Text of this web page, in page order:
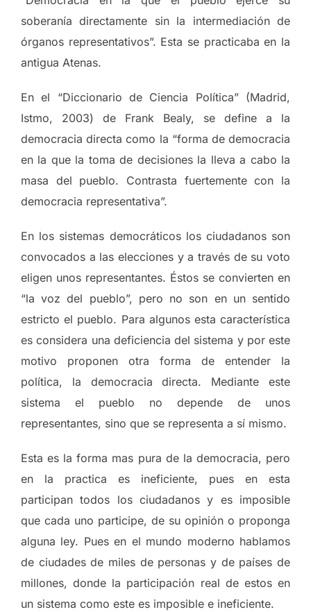
soberanía directamente sin la intermediación de
órganos representativos”. Esta se practicaba en la
antigua Atenas.
En el “Diccionario de Ciencia Política” (Madrid,
Istmo, 2003) de Frank Bealy, se define a la
democracia directa como la “forma de democracia
en la que la toma de decisiones la lleva a cabo la
masa del pueblo. Contrasta fuertemente con la
democracia representativa”.
En los sistemas democráticos los ciudadanos son
convocados a las elecciones y a través de su voto
eligen unos representantes. Éstos se convierten en
“la voz del pueblo”, pero no son en un sentido
estricto el pueblo. Para algunos esta característica
es considera una deficiencia del sistema y por este
motivo proponen otra forma de entender la
política, la democracia directa. Mediante este
sistema el pueblo no depende de unos
representantes, sino que se representa a sí mismo.
Esta es la forma mas pura de la democracia, pero
en la practica es ineficiente, pues en esta
participan todos los ciudadanos y es imposible
que cada uno participe, de su opinión o proponga
alguna ley. Pues en el mundo moderno hablamos
de ciudades de miles de personas y de países de
millones, donde la participación real de estos en
un sistema como este es imposible e ineficiente.